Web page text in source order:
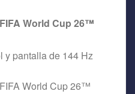
World Cup 26™
y pantalla de 144 Hz
World Cup 26™